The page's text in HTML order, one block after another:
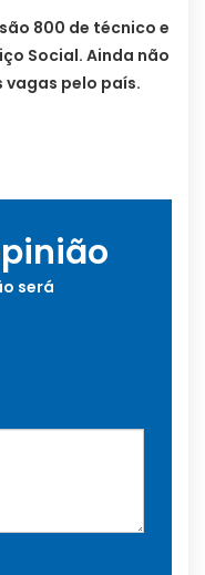
800 de técnico e
Social. Ainda não
pelo país.
será